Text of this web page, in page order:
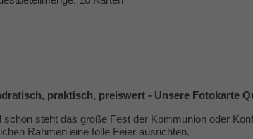
praktisch, preiswert - Unsere Fotokarte
schon steht das große Fest der Kommunion oder
Rahmen eine tolle Feier ausrichten.